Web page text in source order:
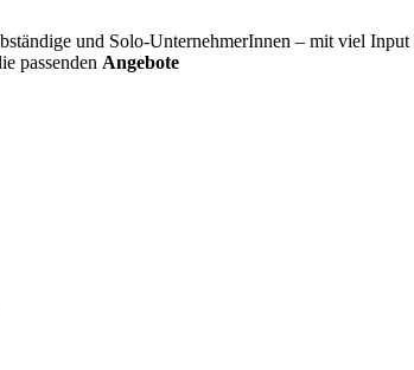
und Solo-UnternehmerInnen – mit viel
passenden Angebote